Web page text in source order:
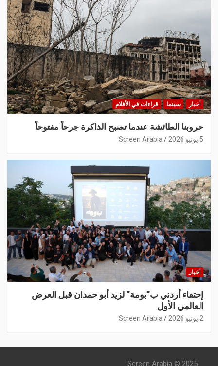
أخبار سينما قراءات في الأفلام
حروبنا الطائشة عندما تصبح الذاكرة جرحاً مفتوحاً
5 يونيو 2026 Screen Arabia
أخبار
إحتفاء أردني ب”بومة” لزيد أبو حمدان قبل العرض
العالمي الأول
2 يونيو 2026 Screen Arabia
Screen Arabia © 2025